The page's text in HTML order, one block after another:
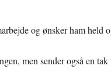
og ønsker ham held
men sender også en